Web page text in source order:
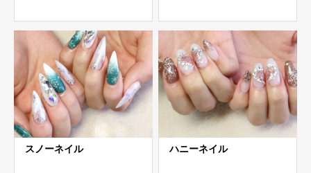
スノーネイル ハニーネイル